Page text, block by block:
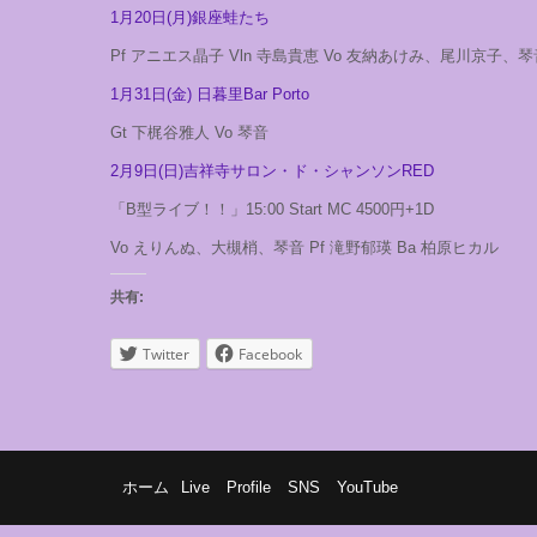
1月20日(月)銀座蛙たち
Pf アニエス晶子 Vln 寺島貴恵 Vo 友納あけみ、尾川京子、琴
1月31日(金) 日暮里Bar Porto
Gt 下梶谷雅人 Vo 琴音
2月9日(日)吉祥寺サロン・ド・シャンソンRED
「B型ライブ！！」15:00 Start MC 4500円+1D
Vo えりんぬ、大槻梢、琴音 Pf 滝野郁瑛 Ba 柏原ヒカル
共有:
Twitter Facebook
ホーム Live Profile SNS YouTube